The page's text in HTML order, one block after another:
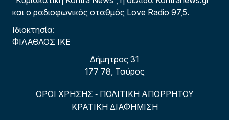
και ο ραδιοφωνικός σταθμός Love Radio 97,5.
Ιδιοκτησία:
ΦΙΛΑΘΛΟΣ ΙΚΕ
Δήμητρος 31
177 78, Ταύρος
ΟΡΟΙ ΧΡΗΣΗΣ - ΠΟΛΙΤΙΚΗ ΑΠΟΡΡΗΤΟΥ
ΚΡΑΤΙΚΗ ΔΙΑΦΗΜΙΣΗ